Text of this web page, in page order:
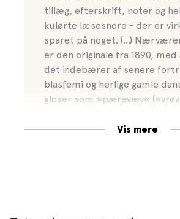
tillæg, efterskrift, noter og
kulørte læsesnore - der er
sparet på noget. (…)
er den originale fra 1890, med
det indebærer af senere
blasfemi og herlige gamle
gloser som »pærevæv«
også forsynet med et fyldigt
Vis mere